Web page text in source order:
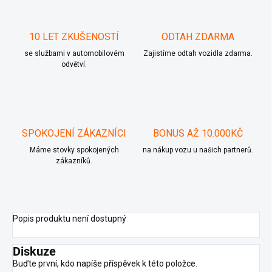
10 LET ZKUŠENOSTÍ
se službami v automobilovém
odvětví.
ODTAH ZDARMA
Zajistíme odtah vozidla zdarma.
SPOKOJENÍ ZÁKAZNÍCI
Máme stovky spokojených
zákazníků.
BONUS AŽ 10.000KČ
na nákup vozu u našich partnerů.
Popis produktu není dostupný
Diskuze
Buďte první, kdo napíše příspěvek k této položce.